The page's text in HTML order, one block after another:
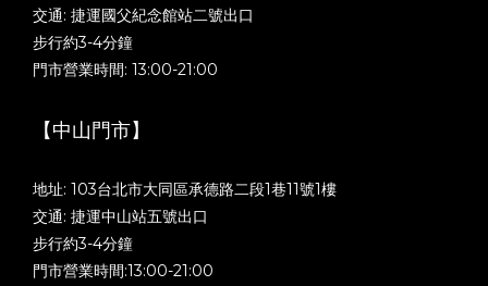
交通: 捷運國父紀念館站二號出口
步行約3-4分鐘
門市營業時間: 13:00-21:00
【中山門市】
地址: 103台北市大同區承德路二段1巷11號1樓
交通: 捷運中山站五號出口
步行約3-4分鐘
門市營業時間:13:00-21:00